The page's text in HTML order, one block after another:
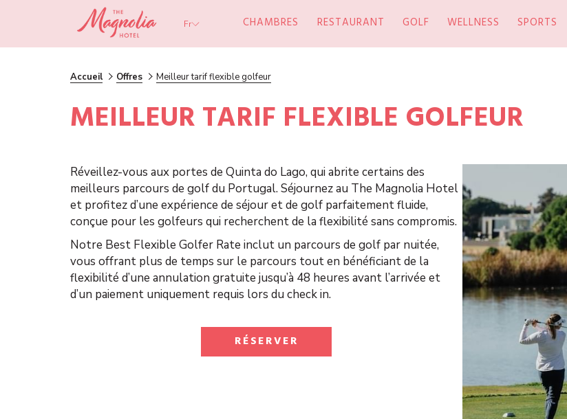
Fr CHAMBRES RESTAURANT GOLF WELLNESS SPORTS
Accueil Offres Meilleur tarif flexible golfeur
MEILLEUR TARIF FLEXIBLE GOLFEUR
Réveillez-vous aux portes de Quinta do Lago, qui abrite certains des
meilleurs parcours de golf du Portugal. Séjournez au The Magnolia Hotel
et profitez d’une expérience de séjour et de golf parfaitement fluide,
conçue pour les golfeurs qui recherchent de la flexibilité sans compromis.
Notre Best Flexible Golfer Rate inclut un parcours de golf par nuitée,
vous offrant plus de temps sur le parcours tout en bénéficiant de la
flexibilité d’une annulation gratuite jusqu’à 48 heures avant l’arrivée et
d’un paiement uniquement requis lors du check in.
RÉSERVER